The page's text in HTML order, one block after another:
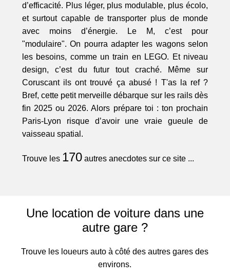
d’efficacité. Plus léger, plus modulable, plus écolo,
et surtout capable de transporter plus de monde
avec moins d’énergie. Le M, c’est pour
"modulaire". On pourra adapter les wagons selon
les besoins, comme un train en LEGO. Et niveau
design, c’est du futur tout craché. Même sur
Coruscant ils ont trouvé ça abusé ! T'as la ref ?
Bref, cette petit merveille débarque sur les rails dès
fin 2025 ou 2026. Alors prépare toi : ton prochain
Paris-Lyon risque d’avoir une vraie gueule de
vaisseau spatial.
Trouve les 170autres anecdotes sur ce site ...
Une location de voiture dans une
autre gare ?
Trouve les loueurs auto à côté des autres gares des
environs.